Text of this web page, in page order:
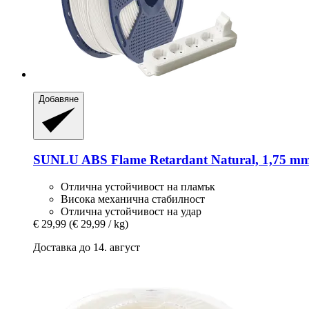
Добавяне
SUNLUABS Flame Retardant Natural, 1,75
Отлична устойчивост на пламък
Висока механична стабилност
Отлична устойчивост на удар
€ 29,99 (€ 29,99 / kg)
Доставка до 14. август